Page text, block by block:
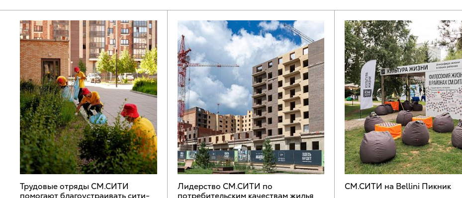
Трудовые отряды СМ.СИТИ
Лидерство СМ.СИТИ по
СМ.СИТИ на Bellini Пикник